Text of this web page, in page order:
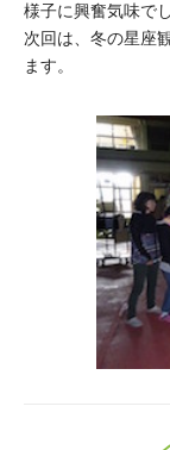
次世代理系人
ログラム助成
様子に興奮気味でし
次回は、冬の星座
ます。